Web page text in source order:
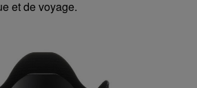
et de voyage.